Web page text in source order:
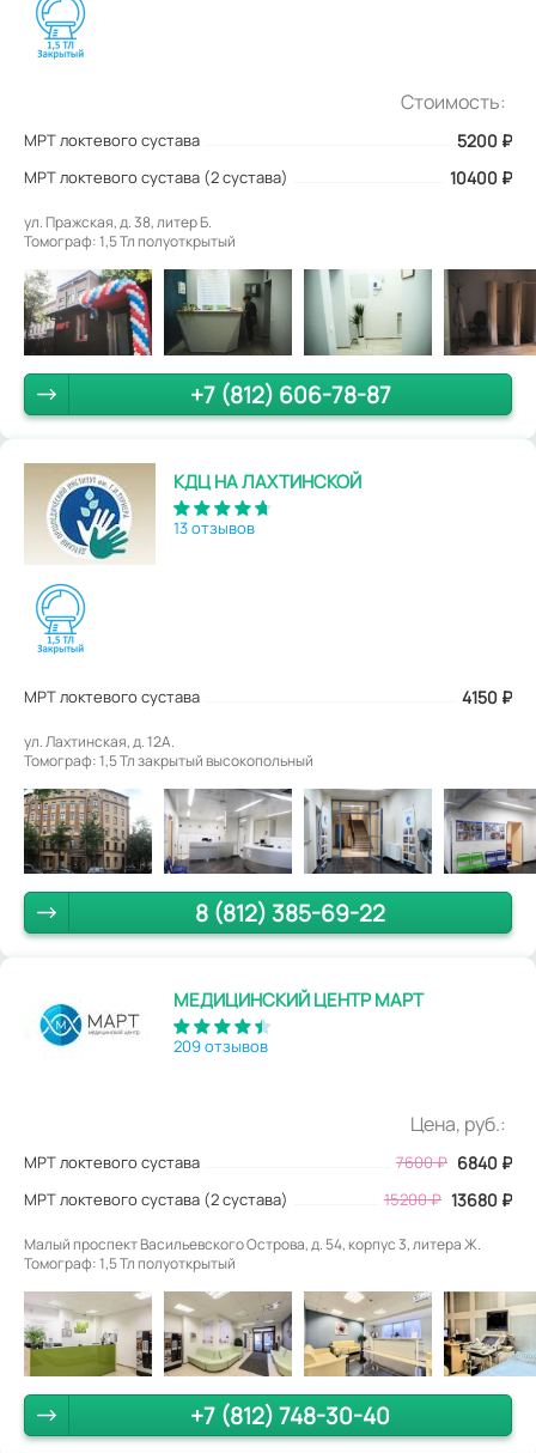
Стоимость:
МРТ локтевого сустава 5200 ₽
МРТ локтевого сустава (2 сустава) 10400 ₽
ул. Пражская, д. 38, литер Б.
Томограф: 1,5 Тл полуоткрытый
+7 (812) 606-78-87
КДЦ НА ЛАХТИНСКОЙ
13 отзывов
МРТ локтевого сустава 4150 ₽
ул. Лахтинская, д. 12А.
Томограф: 1,5 Тл закрытый высокопольный
8 (812) 385-69-22
МЕДИЦИНСКИЙ ЦЕНТР МАРТ
209 отзывов
Цена, руб.:
МРТ локтевого сустава 7600₽ 6840 ₽
МРТ локтевого сустава (2 сустава) 15200 ₽ 13680 ₽
Малый проспект Васильевского Острова, д. 54, корпус 3, литера Ж.
Томограф: 1,5 Тл полуоткрытый
+7 (812) 748-30-40